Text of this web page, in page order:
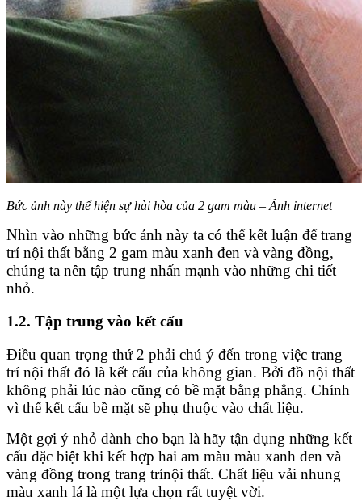
Bức ảnh này thể hiện sự hài hòa của 2 gam màu – Ảnh internet
Nhìn vào những bức ảnh này ta có thể kết luận để trang
trí nội thất bằng 2 gam màu xanh đen và vàng đồng,
chúng ta nên tập trung nhấn mạnh vào những chi tiết
nhỏ.
1.2. Tập trung vào kết cấu
Điều quan trọng thứ 2 phải chú ý đến trong việc trang
trí nội thất đó là kết cấu của không gian. Bởi đồ nội thất
không phải lúc nào cũng có bề mặt bằng phẳng. Chính
vì thế kết cấu bề mặt sẽ phụ thuộc vào chất liệu.
Một gợi ý nhỏ dành cho bạn là hãy tận dụng những kết
cấu đặc biệt khi kết hợp hai am màu màu xanh đen và
vàng đồng trong trang trínội thất. Chất liệu vải nhung
màu xanh lá là một lựa chọn rất tuyệt vời.